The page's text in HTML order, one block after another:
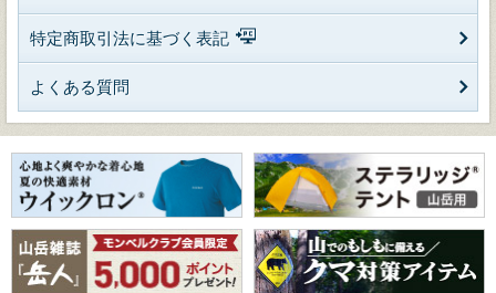
特定商取引法に基づく表記
よくある質問